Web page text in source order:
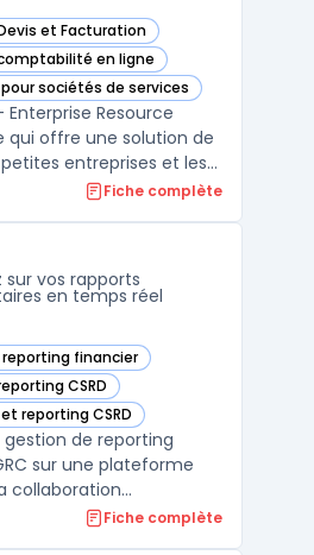
et Facturation
catégorie
en ligne
catégorie
pour sociétés de services
catégorie
Enterprise Resource
qui offre une solution de
entreprises et les
Kiwili permet une
la gestion de stock et la g
Fiche complète
sur vos rapports
en temps réel
reporting financier
cette catégorie
CSRD
cette catégorie
et reporting CSRD
cette catégorie
de reporting
sur une plateforme
collaboration
traçabilité des données
Fiche complète